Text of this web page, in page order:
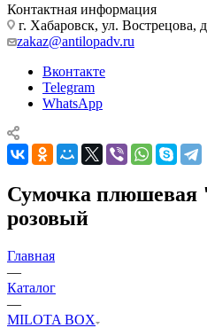
Контактная информация
г. Хабаровск, ул. Вострецова,
zakaz@antilopadv.ru
Вконтакте
Telegram
WhatsApp
Сумочка плюшевая
розовый
Главная
—
Каталог
—
MILOTA BOX